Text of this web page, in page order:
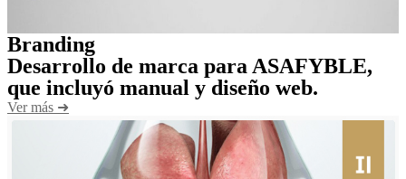
Branding
Desarrollo de marca para ASAFYBLE,
que incluyó manual y diseño web.
Ver más ➜